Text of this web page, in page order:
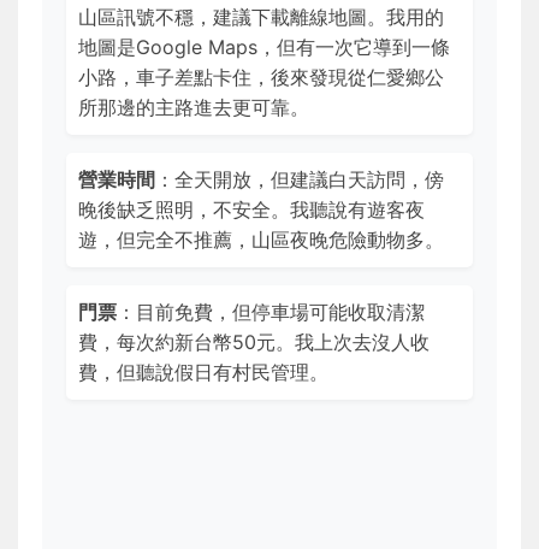
山區訊號不穩，建議下載離線地圖。我用的
地圖是Google Maps，但有一次它導到一條
小路，車子差點卡住，後來發現從仁愛鄉公
所那邊的主路進去更可靠。
營業時間 ：全天開放，但建議白天訪問，傍
晚後缺乏照明，不安全。我聽說有遊客夜
遊，但完全不推薦，山區夜晚危險動物多。
門票 ：目前免費，但停車場可能收取清潔
費，每次約新台幣50元。我上次去沒人收
費，但聽說假日有村民管理。